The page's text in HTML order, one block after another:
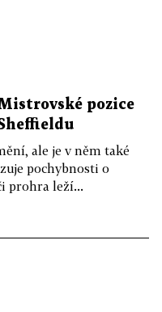
pozice
ale je v něm také
pochybnosti o
prohra leží...